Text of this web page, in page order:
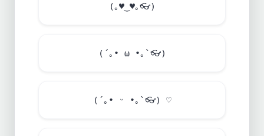
(｡♥‿ ♥｡👓)
(´｡• ω •｡`👓)
(´｡• ᵕ •｡`👓) ♡